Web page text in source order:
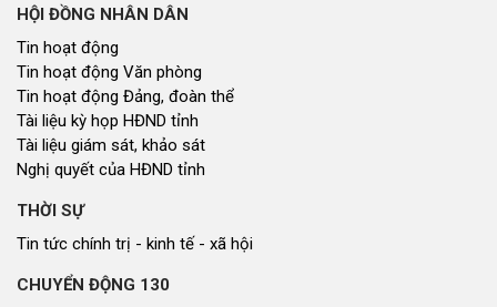
HỘI ĐỒNG NHÂN DÂN
Tin hoạt động
Tin hoạt động Văn phòng
Tin hoạt động Đảng, đoàn thể
Tài liệu kỳ họp HĐND tỉnh
Tài liệu giám sát, khảo sát
Nghị quyết của HĐND tỉnh
THỜI SỰ
Tin tức chính trị - kinh tế - xã hội
CHUYỂN ĐỘNG 130